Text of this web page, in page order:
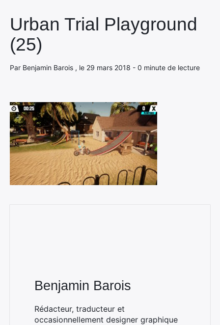
Urban Trial Playground
(25)
Par Benjamin Barois , le 29 mars 2018 - 0 minute de lecture
Benjamin Barois
Rédacteur, traducteur et
occasionnellement designer graphique